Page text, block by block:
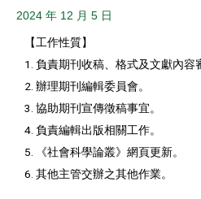
2024 年 12 月 5 日
【工作性質】
1. 負責期刊收稿、格式及文獻內容
2. 辦理期刊編輯委員會。
3. 協助期刊宣傳徵稿事宜。
4. 負責編輯出版相關工作。
5. 《社會科學論叢》網頁更新。
6. 其他主管交辦之其他作業。